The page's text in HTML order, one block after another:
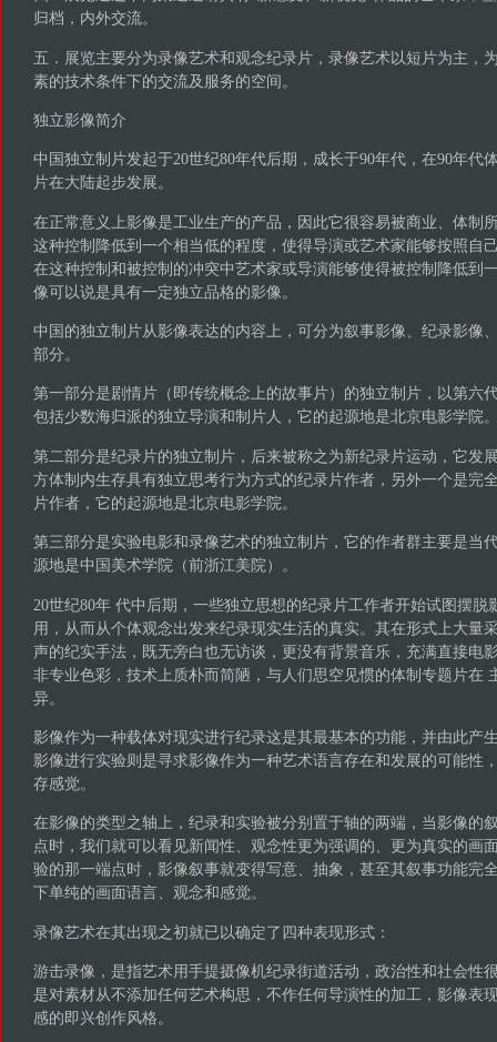
归档，内外交流。
五．展览主要分为录像艺术和观念纪录片，录像艺术以短片为主，
素的技术条件下的交流及服务的空间。
独立影像简介
中国独立制片发起于20世纪80年代后期，成长于90年代，在90年代
片在大陆起步发展。
在正常意义上影像是工业生产的产品，因此它很容易被商业、体制
这种控制降低到一个相当低的程度，使得导演或艺术家能够按照自
在这种控制和被控制的冲突中艺术家或导演能够使得被控制降低到
像可以说是具有一定独立品格的影像。
中国的独立制片从影像表达的内容上，可分为叙事影像、纪录影像
部分。
第一部分是剧情片（即传统概念上的故事片）的独立制片，以第六
包括少数海归派的独立导演和制片人，它的起源地是北京电影学院
第二部分是纪录片的独立制片，后来被称之为新纪录片运动，它发
方体制内生存具有独立思考行为方式的纪录片作者，另外一个是完
片作者，它的起源地是北京电影学院。
第三部分是实验电影和录像艺术的独立制片，它的作者群主要是当
源地是中国美术学院（前浙江美院）。
20世纪80年 代中后期，一些独立思想的纪录片工作者开始试图摆脱
用，从而从个体观念出发来纪录现实生活的真实。其在形式上大量
声的纪实手法，既无旁白也无访谈，更没有背景音乐，充满直接电
非专业色彩，技术上质朴而简陋，与人们思空见惯的体制专题片在
异。
影像作为一种载体对现实进行纪录这是其最基本的功能，并由此产
影像进行实验则是寻求影像作为一种艺术语言存在和发展的可能性
存感觉。
在影像的类型之轴上，纪录和实验被分别置于轴的两端，当影像的
点时，我们就可以看见新闻性、观念性更为强调的、更为真实的画
验的那一端点时，影像叙事就变得写意、抽象，甚至其叙事功能完
下单纯的画面语言、观念和感觉。
录像艺术在其出现之初就已以确定了四种表现形式：
游击录像，是指艺术用手提摄像机纪录街道活动，政治性和社会性
是对素材从不添加任何艺术构思，不作任何导演性的加工，影像表
感的即兴创作风格。